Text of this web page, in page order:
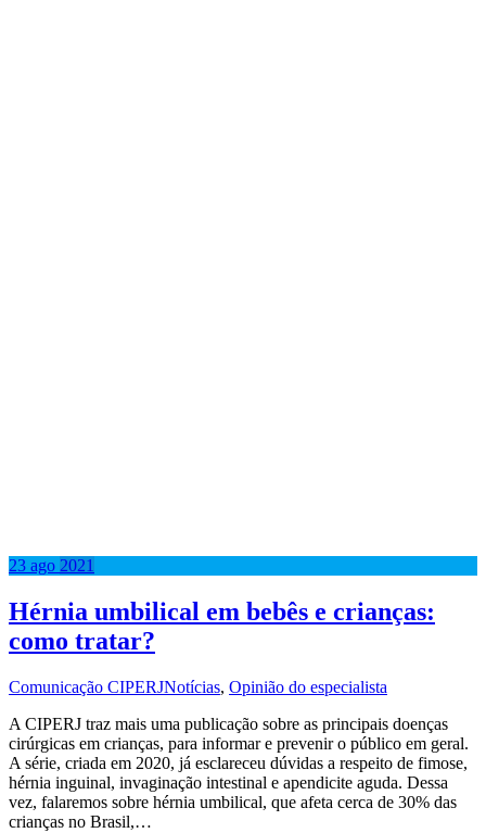
23 ago 2021
Hérnia umbilical em bebês e crianças:
como tratar?
Comunicação CIPERJNotícias, Opinião do especialista
A CIPERJ traz mais uma publicação sobre as principais doenças
cirúrgicas em crianças, para informar e prevenir o público em geral.
A série, criada em 2020, já esclareceu dúvidas a respeito de fimose,
hérnia inguinal, invaginação intestinal e apendicite aguda. Dessa
vez, falaremos sobre hérnia umbilical, que afeta cerca de 30% das
crianças no Brasil,…